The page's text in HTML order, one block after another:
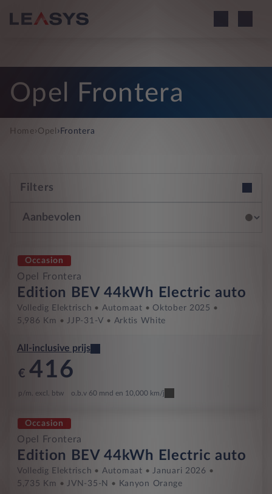
Opel Frontera
Home› Opel › Frontera
Filters
Occasion
Opel Frontera
Edition BEV 44kWh Electric auto
Volledig Elektrisch Automaat
Oktober 2025
5,986 Km
JJP-31-V Arktis White
All-inclusive prijs
€ 416
p/m. excl. btw o.b.v 60 mnd en 10,000 km/j
Occasion
Opel Frontera
Edition BEV 44kWh Electric auto
Volledig Elektrisch Automaat
Januari 2026
5,735 Km
JVN-35-N Kanyon Orange